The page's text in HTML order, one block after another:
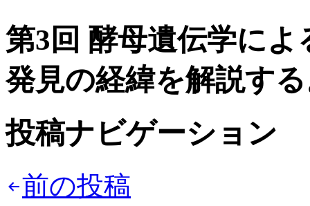
第3回 酵母遺伝学に
発見の経緯を解説す
投稿ナビゲーション
前の投稿